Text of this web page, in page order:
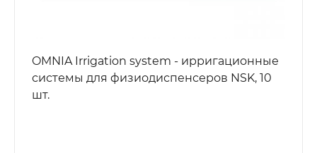
OMNIA Irrigation system - ирригационные
системы для физиодиспенсеров NSK, 10
шт.